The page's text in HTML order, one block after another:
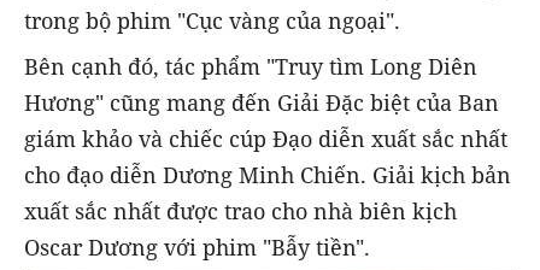
trong bộ phim "Cục vàng của ngoại".
Bên cạnh đó, tác phẩm "Truy tìm Long Diên
Hương" cũng mang đến Giải Đặc biệt của Ban
giám khảo và chiếc cúp Đạo diễn xuất sắc nhất
cho đạo diễn Dương Minh Chiến. Giải kịch bản
xuất sắc nhất được trao cho nhà biên kịch
Oscar Dương với phim "Bẫy tiền".